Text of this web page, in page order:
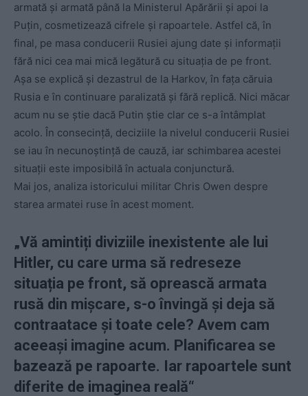
armată și armată până la Ministerul Apărării și apoi la
Puțin, cosmetizează cifrele și rapoartele. Astfel că, în
final, pe masa conducerii Rusiei ajung date și informații
fără nici cea mai mică legătură cu situația de pe front.
Așa se explică și dezastrul de la Harkov, în fața căruia
Rusia e în continuare paralizată și fără replică. Nici măcar
acum nu se știe dacă Putin știe clar ce s-a întâmplat
acolo. În consecință, deciziile la nivelul conducerii Rusiei
se iau în necunoștință de cauză, iar schimbarea acestei
situații este imposibilă în actuala conjunctură.
Mai jos, analiza istoricului militar Chris Owen despre
starea armatei ruse în acest moment.
„Vă amintiți diviziile inexistente ale lui
Hitler, cu care urma să redreseze
situația pe front, să oprească armata
rusă din mișcare, s-o învingă și deja să
contraatace și toate cele? Avem cam
aceeași imagine acum. Planificarea se
bazează pe rapoarte. Iar rapoartele sunt
diferite de imaginea reală“